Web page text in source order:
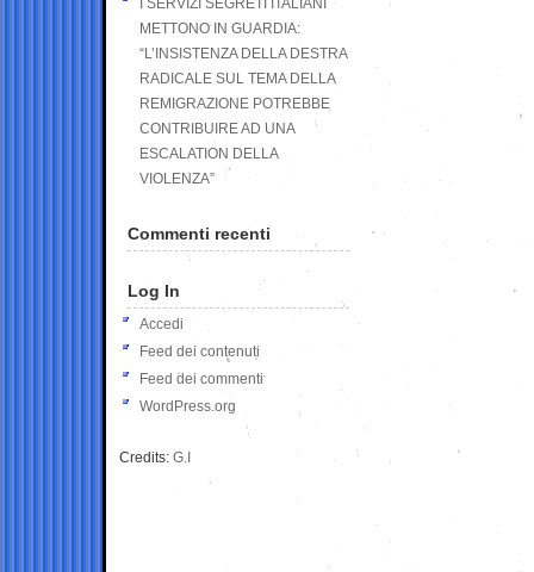
I SERVIZI SEGRETI ITALIANI
METTONO IN GUARDIA:
“L’INSISTENZA DELLA DESTRA
RADICALE SUL TEMA DELLA
REMIGRAZIONE POTREBBE
CONTRIBUIRE AD UNA
ESCALATION DELLA
VIOLENZA”
Commenti recenti
Log In
Accedi
Feed dei contenuti
Feed dei commenti
WordPress.org
Credits: G.I